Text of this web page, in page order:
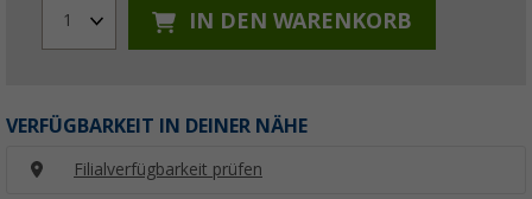
1 IN DEN WARENKORB
VERFÜGBARKEIT IN DEINER NÄHE
Filialverfügbarkeit prüfen